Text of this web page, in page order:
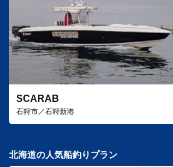
SCARAB
石狩市／石狩新港
北海道の人気船釣りプラン